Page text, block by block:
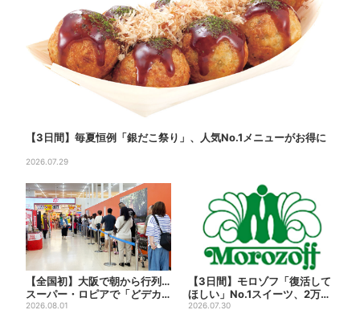
【3日間】毎夏恒例「銀だこ祭り」、人気No.1メニューがお得に
2026.07.29
【全国初】大阪で朝から行列…
スーパー・ロピアで「どデカ
抽選会」、開始30分で“1...
2026.08.01
【3日間】モロゾフ「復活して
ほしい」No.1スイーツ、2万3
865票から選ばれた...
2026.07.30